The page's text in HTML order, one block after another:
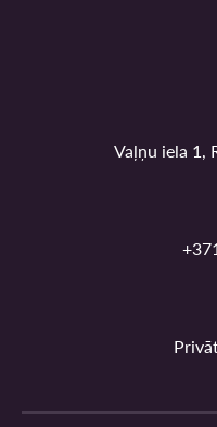
Vaļņu iela 1,